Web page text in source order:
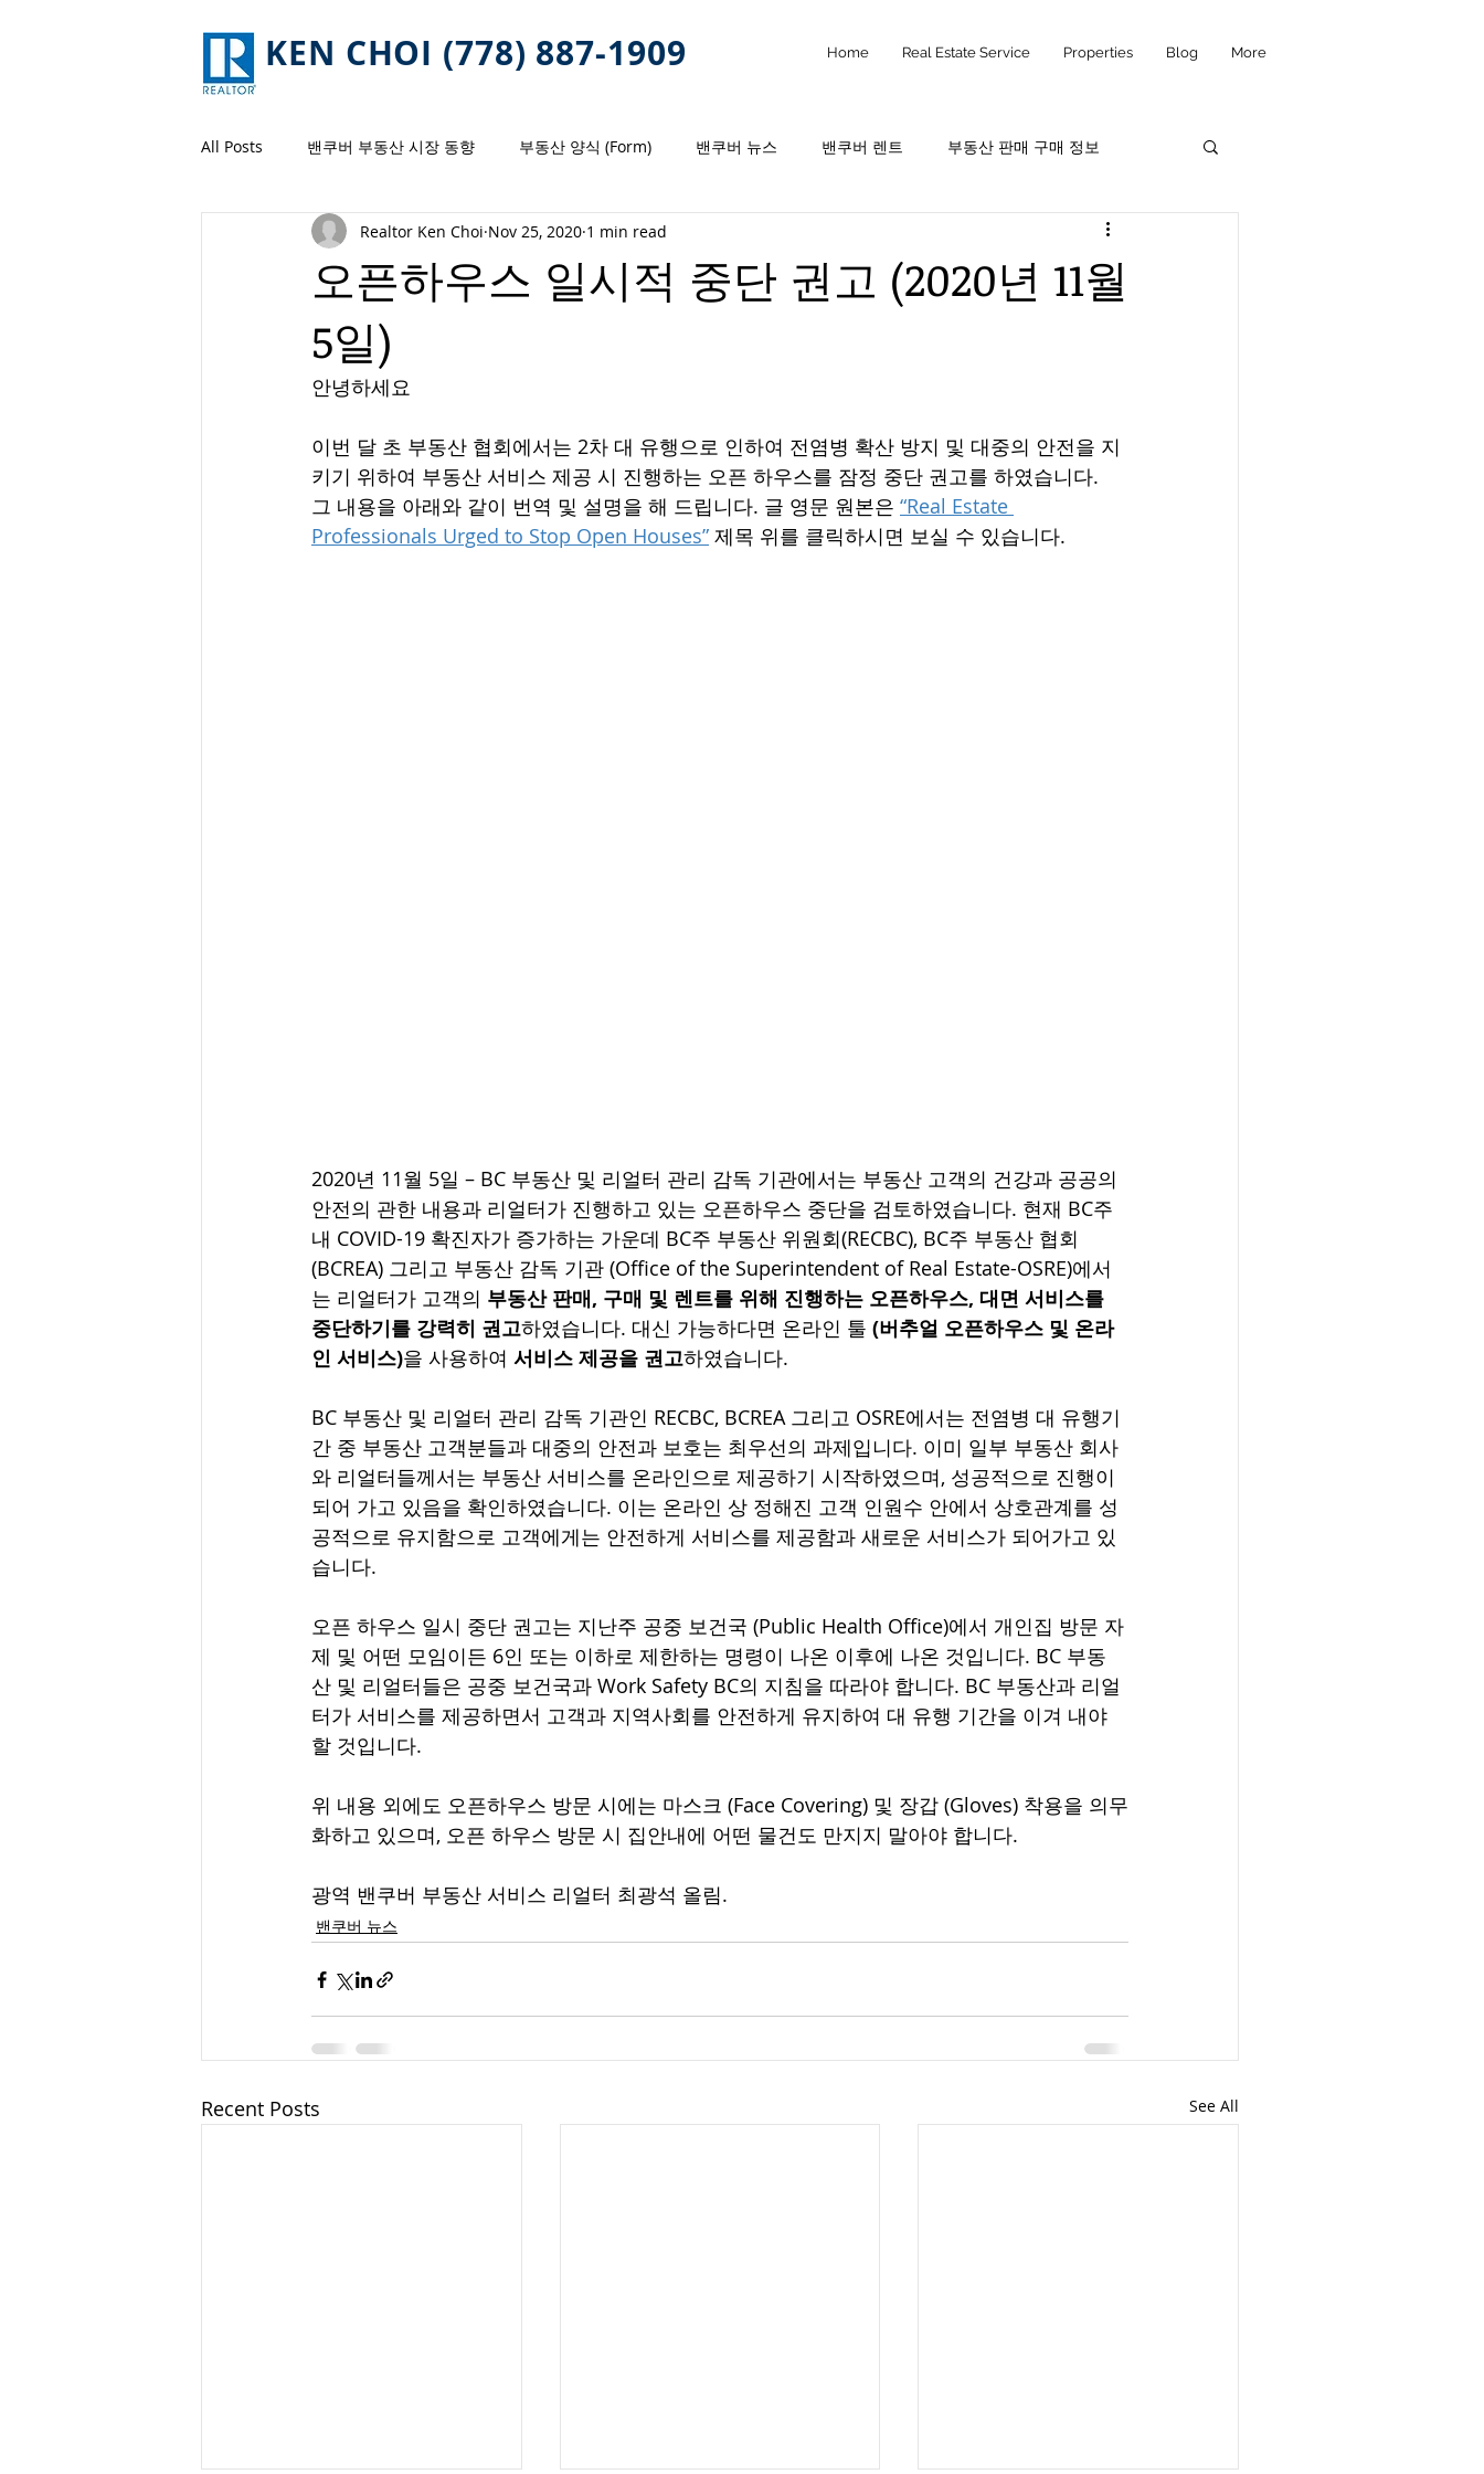
KEN CHOI (778) 887-1909 Home Real Estate Service Properties Blog More
All Posts 밴쿠버 부동산 시장 동향 부동산 양식 (Form) 밴쿠버 뉴스 밴쿠버 렌트 부동산 판매 구매 정보
오픈하우스 일시적 중단 권고 (2020년 11월
5일)
Realtor Ken Choi Nov 25, 2020 1 min read
안녕하세요
이번 달 초 부동산 협회에서는 2차 대 유행으로 인하여 전염병 확산 방지 및 대중의 안전을 지
키기 위하여 부동산 서비스 제공 시 진행하는 오픈 하우스를 잠정 중단 권고를 하였습니다.
그 내용을 아래와 같이 번역 및 설명을 해 드립니다. 글 영문 원본은 “Real Estate
Professionals Urged to Stop Open Houses” 제목 위를 클릭하시면 보실 수 있습니다.
2020년 11월 5일 – BC 부동산 및 리얼터 관리 감독 기관에서는 부동산 고객의 건강과 공공의
안전의 관한 내용과 리얼터가 진행하고 있는 오픈하우스 중단을 검토하였습니다. 현재 BC주
내 COVID-19 확진자가 증가하는 가운데 BC주 부동산 위원회(RECBC), BC주 부동산 협회
(BCREA) 그리고 부동산 감독 기관 (Office of the Superintendent of Real Estate-OSRE)에서
는 리얼터가 고객의 부동산 판매, 구매 및 렌트를 위해 진행하는 오픈하우스, 대면 서비스를
중단하기를 강력히 권고하였습니다. 대신 가능하다면 온라인 툴 (버추얼 오픈하우스 및 온라
인 서비스)을 사용하여 서비스 제공을 권고하였습니다.
BC 부동산 및 리얼터 관리 감독 기관인 RECBC, BCREA 그리고 OSRE에서는 전염병 대 유행기
간 중 부동산 고객분들과 대중의 안전과 보호는 최우선의 과제입니다. 이미 일부 부동산 회사
와 리얼터들께서는 부동산 서비스를 온라인으로 제공하기 시작하였으며, 성공적으로 진행이
되어 가고 있음을 확인하였습니다. 이는 온라인 상 정해진 고객 인원수 안에서 상호관계를 성
공적으로 유지함으로 고객에게는 안전하게 서비스를 제공함과 새로운 서비스가 되어가고 있
습니다.
오픈 하우스 일시 중단 권고는 지난주 공중 보건국 (Public Health Office)에서 개인집 방문 자
제 및 어떤 모임이든 6인 또는 이하로 제한하는 명령이 나온 이후에 나온 것입니다. BC 부동
산 및 리얼터들은 공중 보건국과 Work Safety BC의 지침을 따라야 합니다. BC 부동산과 리얼
터가 서비스를 제공하면서 고객과 지역사회를 안전하게 유지하여 대 유행 기간을 이겨 내야
할 것입니다.
위 내용 외에도 오픈하우스 방문 시에는 마스크 (Face Covering) 및 장갑 (Gloves) 착용을 의무
화하고 있으며, 오픈 하우스 방문 시 집안내에 어떤 물건도 만지지 말아야 합니다.
광역 밴쿠버 부동산 서비스 리얼터 최광석 올림.
밴쿠버 뉴스
Recent Posts See All